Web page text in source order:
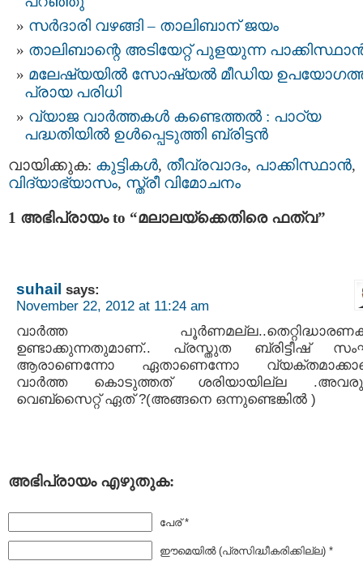
സര്‍ദാരി വഴങ്ങി – താലിബാന് ജയം
താലിബാന്റെ അടിയേറ്റ് പുളയുന്ന
മലേഷ്യയിൽ സോഷ്യൽ മീഡിയ
പ്രായ പരിധി
വ്യാജ വാർത്തകൾ കണ്ടെത്തൽ : പാഠ്യ
പദ്ധതിയിൽ ഉൾപ്പെടുത്തി ബ്രിട്ടൻ
വായിക്കുക: കുട്ടികള്‍, തീവ്രവാദം, പാക്കിസ്ഥാന്‍,
വിദ്യാഭ്യാസം, സ്ത്രീ വിമോചനം
1 അഭിപ്രായം to “മലാലയ്ക്കെതിരെ ഫത്വ”
suhail says:
November 22, 2012 at 11:24 am
വാര്‍ത്ത
ഉണ്ടാക്കുന്നതുമാണ്‌.. പ്രസ്തുത ബ്രിട്ടീഷ്‌
ആരാണെന്നോ ഏതാണെന്നോ
വാര്‍ത്ത കൊടുത്തത് ശരിയായില്ല
വെബ്സൈറ്റ് ഏത് ?(അങ്ങനെ ഒന്നുണ്ടെങ്കില്‍ )
അഭിപ്രായം എഴുതുക:
പേര് *
ഈമെയില്‍ (പ്രസിദ്ധീകരിക്കില്ല) *